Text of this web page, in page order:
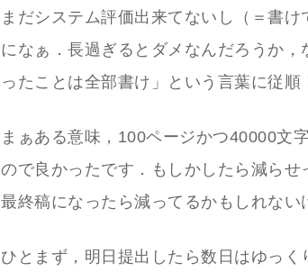
まだシステム評価出来てないし（＝書
になぁ．長過ぎるとダメなんだろうか
ったことは全部書け」という言葉に従順
まぁある意味，100ページかつ40000文
ので良かったです．もしかしたら減らせ
最終稿になったら減ってるかもしれない
ひとまず，明日提出したら数日はゆっ